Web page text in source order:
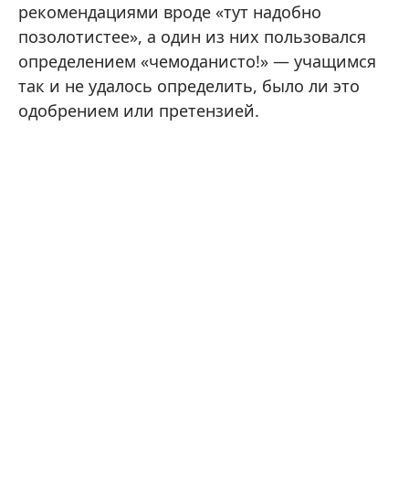
рекомендациями вроде «тут надобно
позолотистее», а один из них пользовался
определением «чемоданисто!» — учащимся
так и не удалось определить, было ли это
одобрением или претензией.